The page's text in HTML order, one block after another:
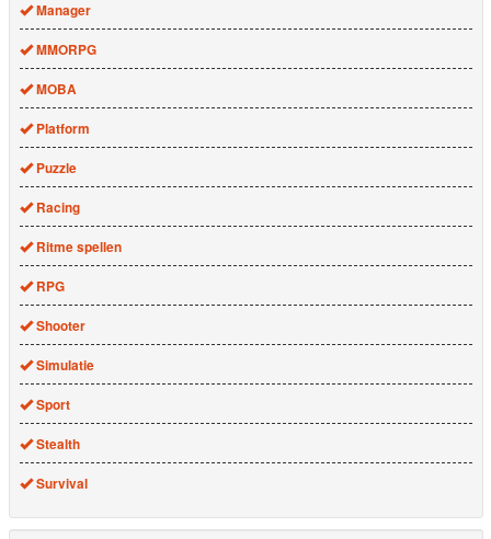
Manager
MMORPG
MOBA
Platform
Puzzle
Racing
Ritme spellen
RPG
Shooter
Simulatie
Sport
Stealth
Survival